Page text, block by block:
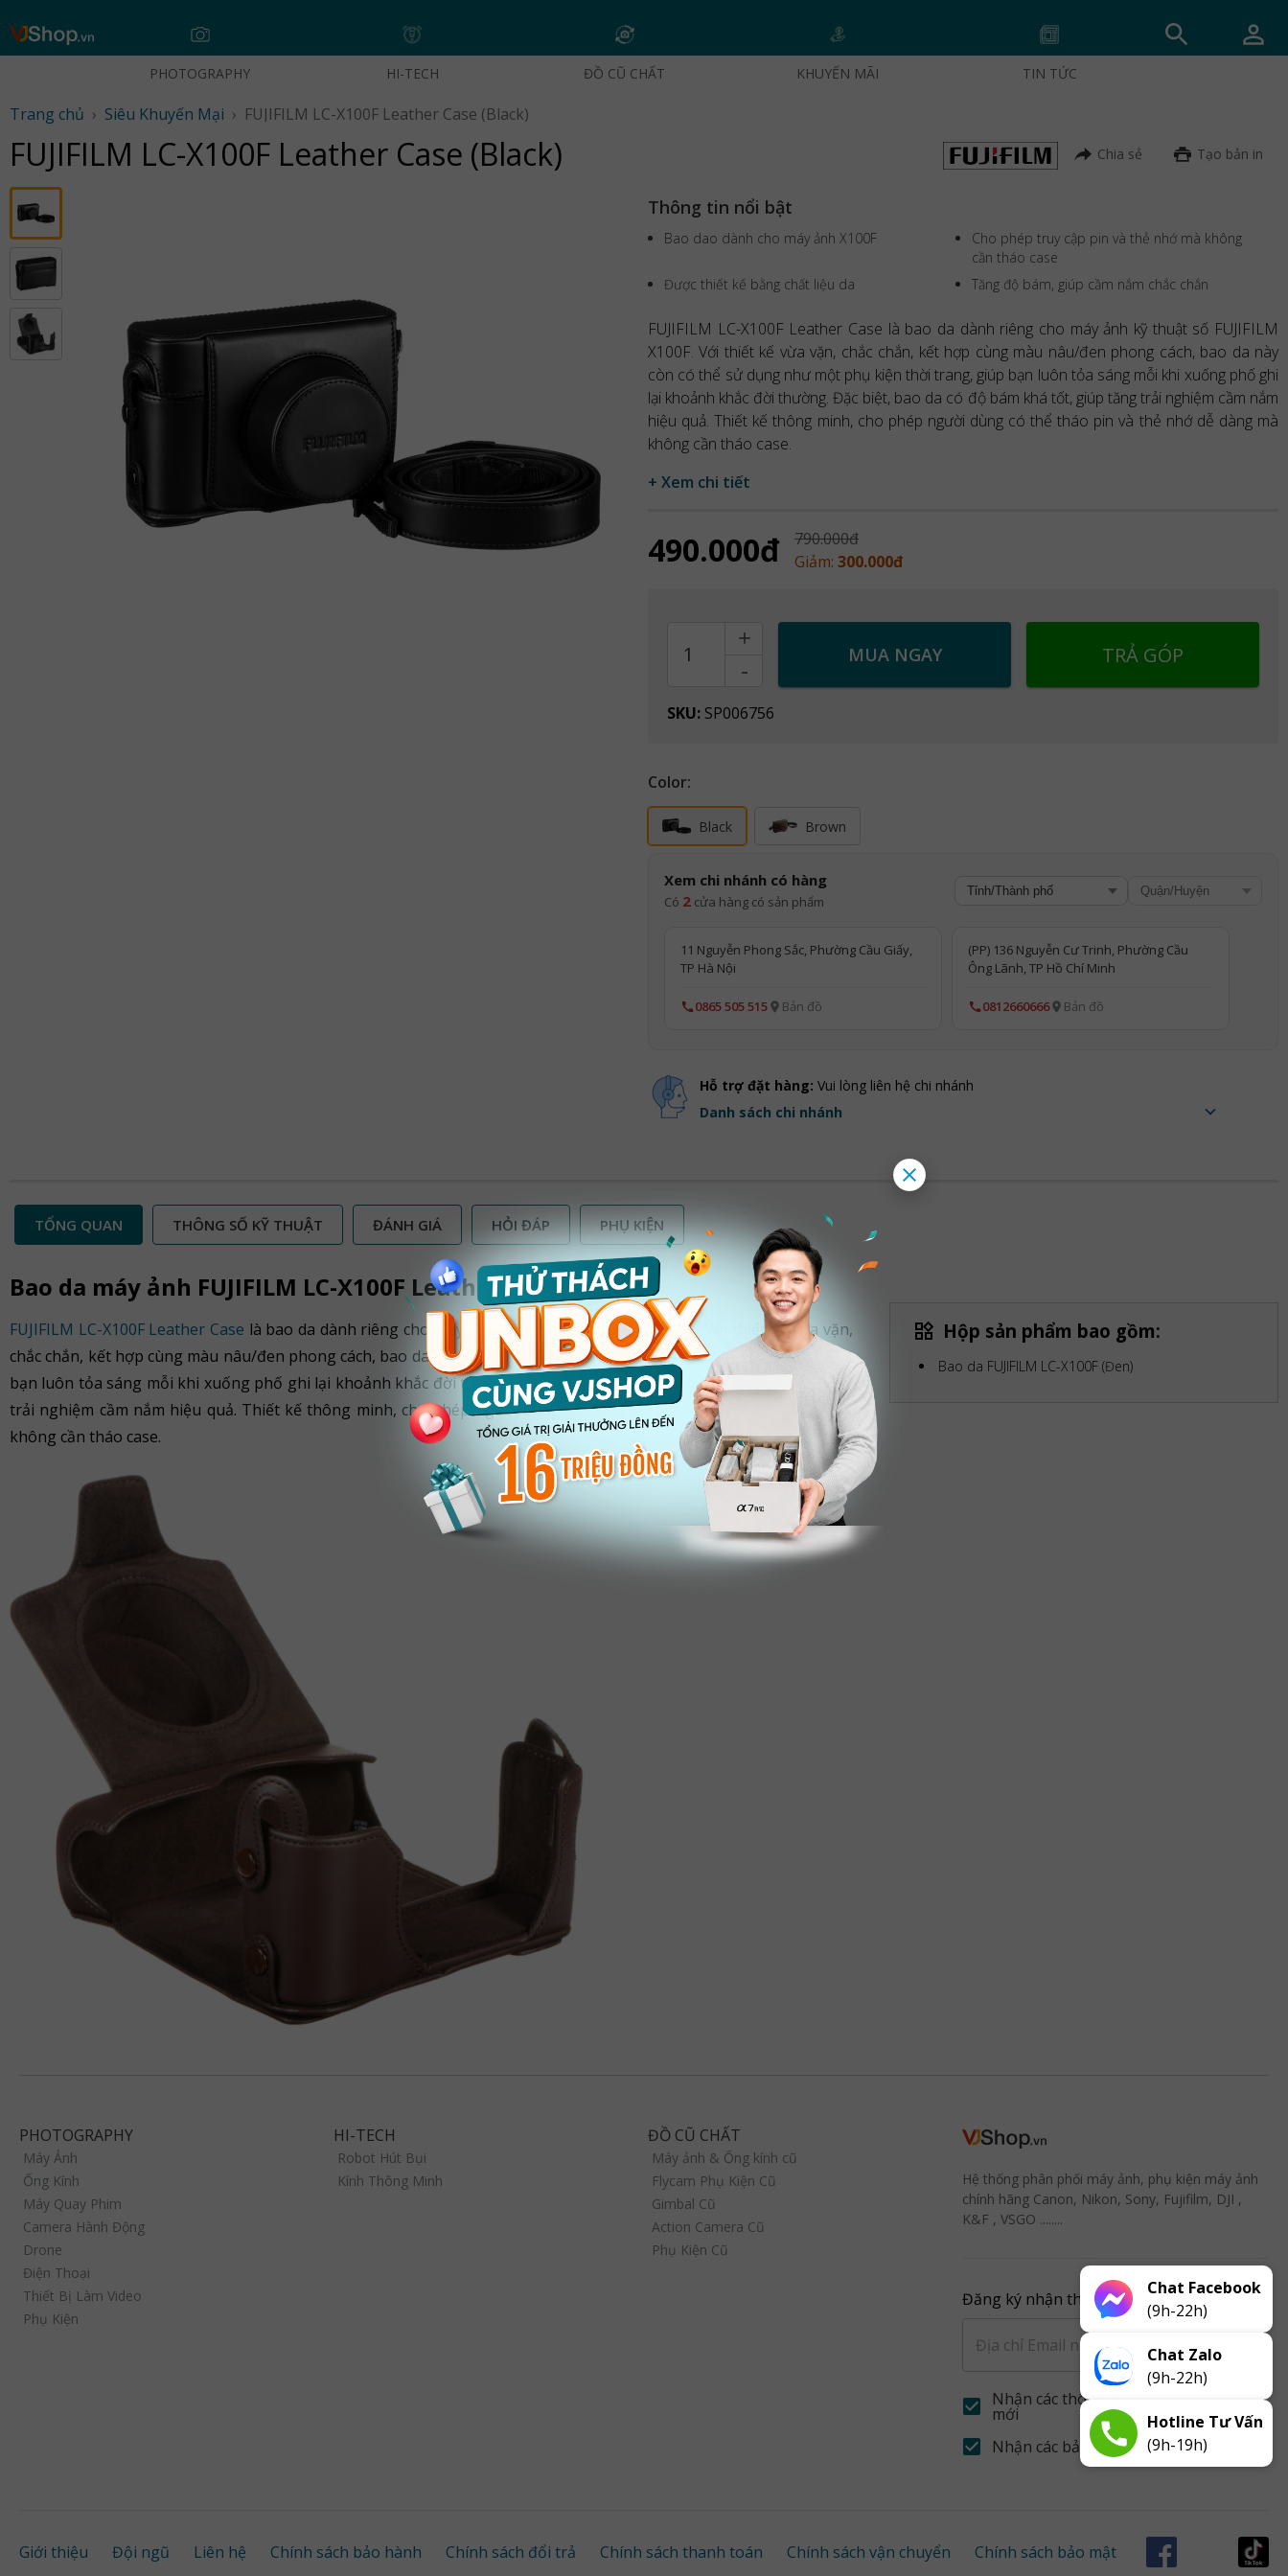
Skip
PHOTOGRAPHY HI-TECH ĐỒ CŨ CHẤT KHUYẾN MÃI TIN TỨC
Trang chủ › Siêu Khuyến Mại › FUJIFILM LC-X100F Leather Case (Black)
FUJIFILM LC-X100F Leather Case (Black) Chia sẻ Tạo bản in
Thông tin nổi bật
Bao dao dành cho máy ảnh X100F
Cho phép truy cập pin và thẻ nhớ mà không
cần tháo case
Được thiết kế bằng chất liệu da
Tăng độ bám, giúp cầm nắm chắc chắn
FUJIFILM LC-X100F Leather Case là bao da dành riêng cho máy ảnh kỹ thuật số FUJIFILM
X100F. Với thiết kế vừa vặn, chắc chắn, kết hợp cùng màu nâu/đen phong cách, bao da này
còn có thể sử dụng như một phụ kiện thời trang, giúp bạn luôn tỏa sáng mỗi khi xuống phố ghi
lại khoảnh khắc đời thường. Đặc biệt, bao da có độ bám khá tốt, giúp tăng trải nghiệm cầm nắm
hiệu quả. Thiết kế thông minh, cho phép người dùng có thể tháo pin và thẻ nhớ dễ dàng mà
không cần tháo case.
+ Xem chi tiết
490.000đ
790.000đ
Giảm: 300.000đ
+
-
MUA NGAY TRẢ GÓP
SKU: SP006756
Color:
Black Brown
Xem chi nhánh có hàng
Có 2 cửa hàng có sản phẩm
11 Nguyễn Phong Sắc, Phường Cầu Giấy,
TP Hà Nội
0865 505 515 Bản đồ
(PP) 136 Nguyễn Cư Trinh, Phường Cầu
Ông Lãnh, TP Hồ Chí Minh
0812660666 Bản đồ
Hỗ trợ đặt hàng: Vui lòng liên hệ chi nhánh
Danh sách chi nhánh
TỔNG QUAN THÔNG SỐ KỸ THUẬT ĐÁNH GIÁ HỎI ĐÁP PHỤ KIỆN
Bao da máy ảnh FUJIFILM LC-X100F Leather Case
FUJIFILM LC-X100F Leather Case là bao da dành riêng cho máy ảnh kỹ thuật số FUJIFILM X100F. Với thiết kế vừa vặn,
chắc chắn, kết hợp cùng màu nâu/đen phong cách, bao da này còn có thể sử dụng như một phụ kiện thời trang, giúp
bạn luôn tỏa sáng mỗi khi xuống phố ghi lại khoảnh khắc đời thường. Đặc biệt, bao da có độ bám khá tốt, giúp tăng
trải nghiệm cầm nắm hiệu quả. Thiết kế thông minh, cho phép người dùng có thể tháo pin và thẻ nhớ dễ dàng mà
không cần tháo case.
Hộp sản phẩm bao gồm:
Bao da FUJIFILM LC-X100F (Đen)
PHOTOGRAPHY
Máy Ảnh
Ống Kính
Máy Quay Phim
Camera Hành Động
Drone
Điện Thoại
Thiết Bị Làm Video
Phụ Kiện
HI-TECH
Robot Hút Bụi
Kính Thông Minh
ĐỒ CŨ CHẤT
Máy ảnh & Ống kính cũ
Flycam Phụ Kiện Cũ
Gimbal Cũ
Action Camera Cũ
Phụ Kiện Cũ
Hệ thống phân phối máy ảnh, phụ kiện máy ảnh
chính hãng Canon, Nikon, Sony, Fujifilm, DJI ,
K&F , VSGO ........
Đăng ký nhận thông báo từ VJ
Đăng ký
Nhận các thông báo khuyễn mãi
mới
Nhận các bản tin về sản phẩm mới
Giới thiệu Đội ngũ Liên hệ Chính sách bảo hành Chính sách đổi trả Chính sách thanh toán Chính sách vận chuyển Chính sách bảo mật
Chat Facebook
(9h-22h)
Chat Zalo
(9h-22h)
Hotline Tư Vấn
(9h-19h)